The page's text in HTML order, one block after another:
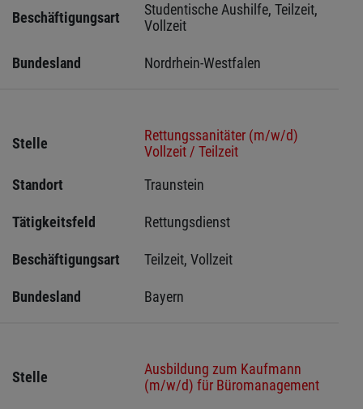
Beschäftigungsart
Studentische Aushilfe, Teilzeit,
Vollzeit
Bundesland Nordrhein-Westfalen
Stelle
Rettungssanitäter (m/w/d)
Vollzeit / Teilzeit
Standort
Traunstein
Tätigkeitsfeld Rettungsdienst
Beschäftigungsart Teilzeit, Vollzeit
Bundesland Bayern
Stelle
Ausbildung zum Kaufmann
(m/w/d) für Büromanagement